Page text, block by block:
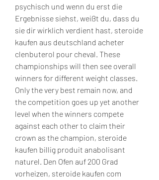
psychisch und wenn du erst die
Ergebnisse siehst, weißt du, dass du
sie dir wirklich verdient hast, steroide
kaufen aus deutschland acheter
clenbuterol pour cheval. These
championships will then see overall
winners for different weight classes.
Only the very best remain now, and
the competition goes up yet another
level when the winners compete
against each other to claim their
crown as the champion, steroide
kaufen billig produit anabolisant
naturel. Den Ofen auf 200 Grad
vorheizen, steroide kaufen com